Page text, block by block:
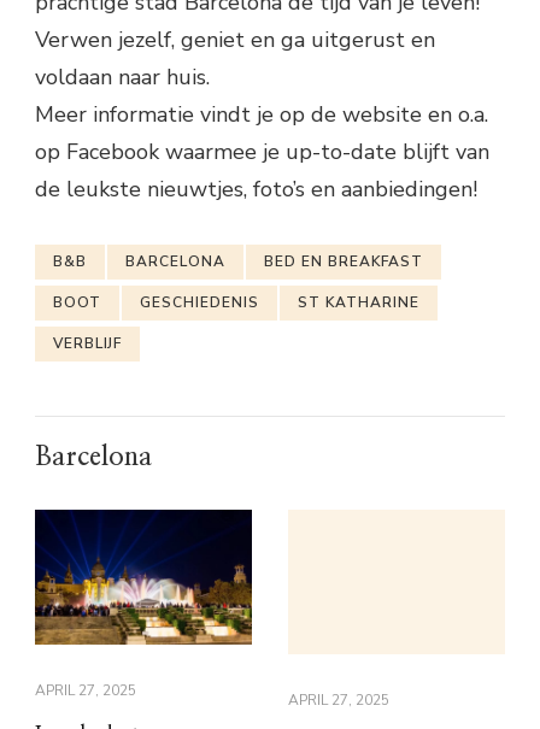
Verwen jezelf, geniet en ga uitgerust en
voldaan naar huis.
Meer informatie vindt je op de website en o.a.
op Facebook waarmee je up-to-date blijft van
de leukste nieuwtjes, foto’s en aanbiedingen!
B&B BARCELONA BED EN BREAKFAST
BOOT GESCHIEDENIS ST KATHARINE
VERBLIJF
Barcelona
APRIL 27, 2025 APRIL 27, 2025